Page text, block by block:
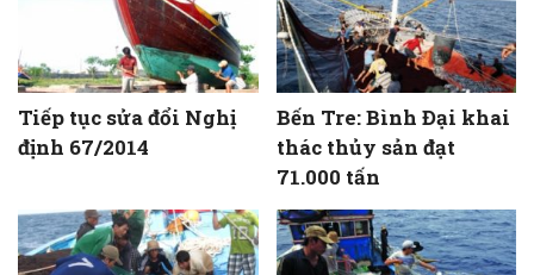
Tiếp tục sửa đổi Nghị
định 67/2014
Bến Tre: Bình Đại khai
thác thủy sản đạt
71.000 tấn